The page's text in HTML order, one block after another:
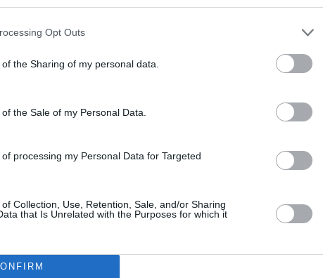
Opt Outs
the Sharing of my personal data.
the Sale of my Personal Data.
processing my Personal Data for Targeted
Collection, Use, Retention, Sale, and/or Sharing
that Is Unrelated with the Purposes for which it
last minutes, ainsi que la fidélité aux
pour les voyages. Parallèlement, la
d’intérêt pour les citytrips traduisent
leur choix à la météo et à